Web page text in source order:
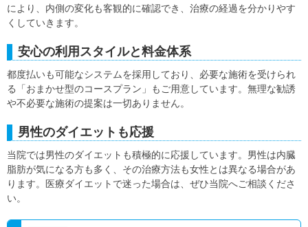
により、内側の変化も客観的に確認でき、治療の経過を分かりやす
くしていきます。
安心の利用スタイルと料金体系
都度払いも可能なシステムを採用しており、必要な施術を受けられ
る「おまかせ型のコースプラン」もご用意しています。無理な勧誘
や不必要な施術の提案は一切ありません。
男性のダイエットも応援
当院では男性のダイエットも積極的に応援しています。男性は内臓
脂肪が気になる方も多く、その治療方法も女性とは異なる場合があ
ります。医療ダイエットで迷った場合は、ぜひ当院へご相談くださ
い。